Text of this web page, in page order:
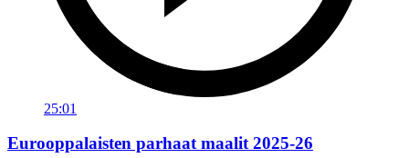
25:01
Eurooppalaisten parhaat maalit 2025-26